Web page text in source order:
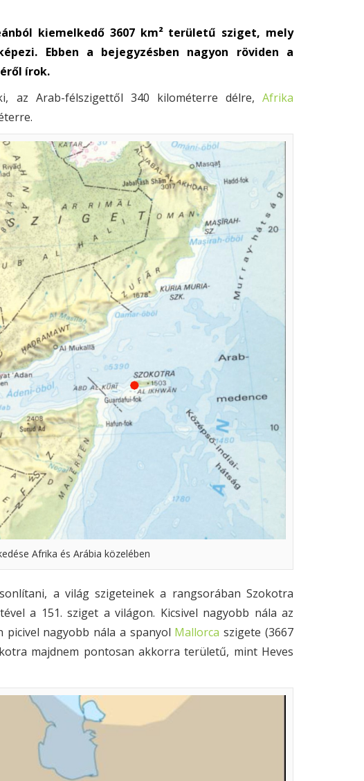
kiemelkedő 3607 km² területű sziget, mely
Ebben a bejegyzésben nagyon röviden a
írok.
az Arab-félszigettől 340 kilométerre délre, Afrika
Afrika és Arábia közelében
a világ szigeteinek a rangsorában Szokotra
a 151. sziget a világon. Kicsivel nagyobb nála az
picivel nagyobb nála a spanyol Mallorca szigete (3667
majdnem pontosan akkorra területű, mint Heves